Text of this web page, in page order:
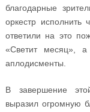
благодарные
оркестр исполнить
ответили на это
«Светит месяц»,
аплодисменты.
В завершение
выразил огромную